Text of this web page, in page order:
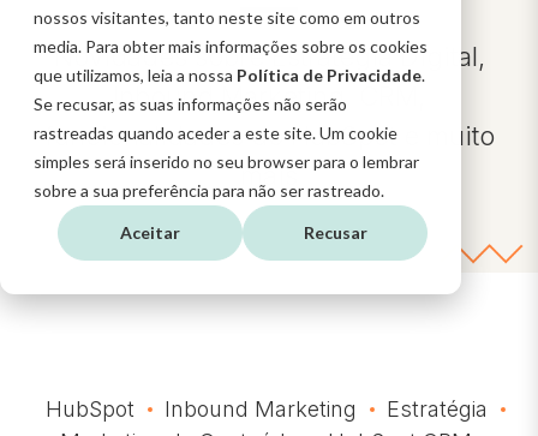
nossos visitantes, tanto neste site como em outros
media. Para obter mais informações sobre os cookies
que utilizamos, leia a nossa Política de Privacidade.
Se recusar, as suas informações não serão
rastreadas quando aceder a este site. Um cookie
simples será inserido no seu browser para o lembrar
sobre a sua preferência para não ser rastreado.
Aceitar Recusar
Novidades sobre Estratégia Digital,
Inbound Marketing, CRM,
funcionalidades do HubSpot e muito
mais
HubSpot Inbound Marketing
Estratégia